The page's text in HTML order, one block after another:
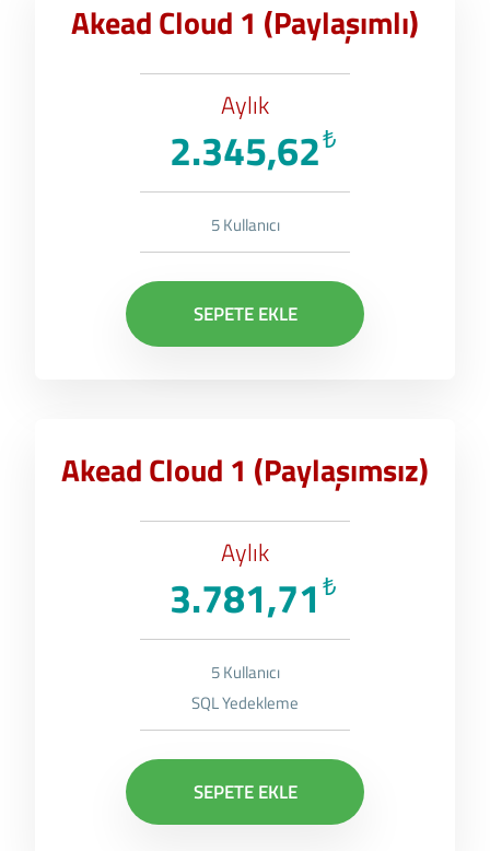
Akead Cloud 1 (Paylaşımlı)
Aylık
₺
2.345,62
5 Kullanıcı
SEPETE EKLE
Akead Cloud 1 (Paylaşımsız)
Aylık
₺
3.781,71
5 Kullanıcı
SQL Yedekleme
SEPETE EKLE